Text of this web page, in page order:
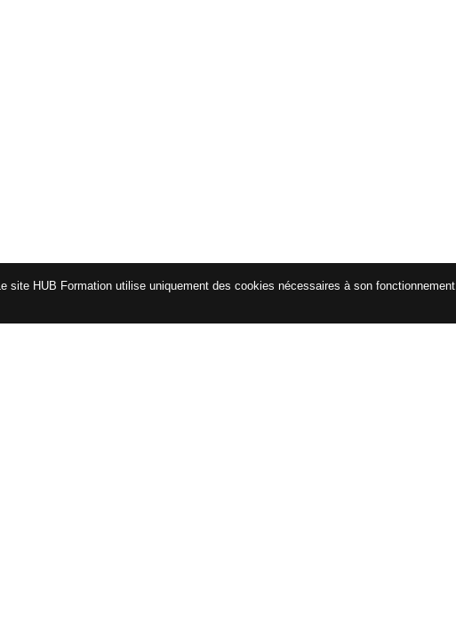
Le site HUB Formation utilise uniquement des cookies nécessaires à son fonctionnement.